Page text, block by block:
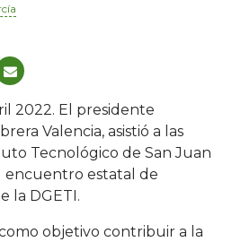
2022. El presidente
Valencia, asistió a las
Tecnológico de San Juan
encuentro estatal de
la DGETI.
objetivo contribuir a la